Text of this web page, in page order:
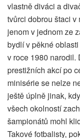
vlastně diváci a
tvůrci dobrou štaci
jenom v jednom ze
bydlí v pěkné
v roce 1980 narodil.
prestižních akcí po
minisérie se nelze
ještě úplně jinak,
všech okolností
šampionátů mohl
Takové fotbalisty,